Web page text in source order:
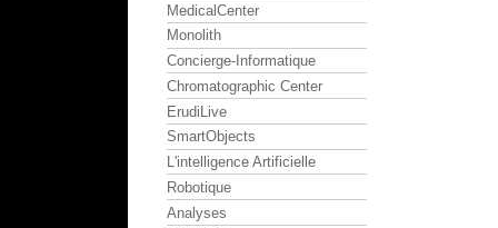
MedicalCenter
Monolith
Concierge-Informatique
Chromatographic Center
ErudiLive
SmartObjects
L'intelligence Artificielle
Robotique
Analyses